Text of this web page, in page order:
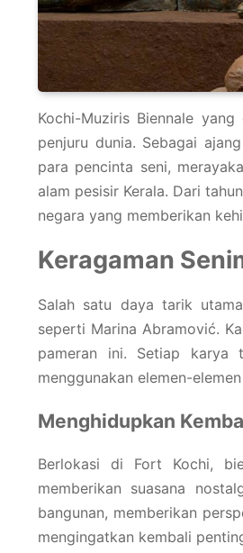
Kochi-Muziris Biennale
penjuru dunia. Sebagai
para pencinta seni,
alam pesisir Kerala. Dari
negara yang memberikan
Keragaman
Salah satu daya tarik
seperti Marina Abramović.
pameran ini. Setiap karya
menggunakan elemen-
Menghidupkan
Berlokasi di Fort Kochi,
memberikan suasana
bangunan, memberikan
mengingatkan kembali